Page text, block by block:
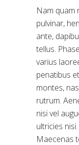
Nam quam
pulvinar,
ante,
tellus.
varius
penatibus
montes,
rutrum.
nisi vel
ultricies
Maecenas